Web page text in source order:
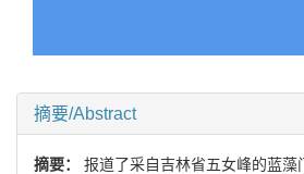
摘要/Abstract
摘要： 报道了采自吉林省五女峰的蓝